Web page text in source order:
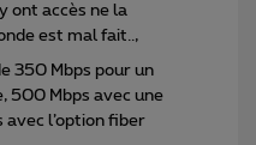
ont accès ne la
est mal fait..,
350 Mbps pour un
500 Mbps avec une
avec l’option fiber